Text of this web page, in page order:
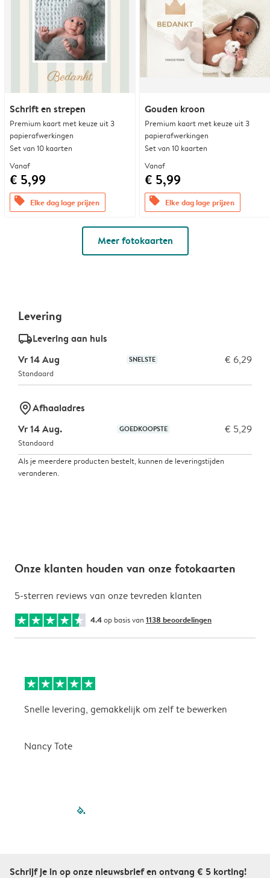
Schrift en strepen
Premium kaart met keuze uit 3
papierafwerkingen
Set van 10 kaarten
Vanaf
€ 5,99
offers Elke dag lage prijzen
Gouden kroon
Premium kaart met keuze uit 3
papierafwerkingen
Set van 10 kaarten
Vanaf
€ 5,99
offers Elke dag lage prijzen
Meer fotokaarten
Levering
delivery_standard_v2Levering aan huis
Vr 14 Aug
SNELSTE € 6,29
Standaard
marker-pinAfhaaladres
Vr 14 Aug.
GOEDKOOPSTE € 5,29
Standaard
Als je meerdere producten bestelt, kunnen de leveringstijden
veranderen.
Onze klanten houden van onze fotokaarten
5-sterren reviews van onze tevreden klanten
4.4op basis van 1138 beoordelingen
Snelle levering, gemakkelijk om zelf te bewerken
Nancy Tote
filled-pagination
Schrijf je in op onze nieuwsbrief en ontvang € 5 korting!